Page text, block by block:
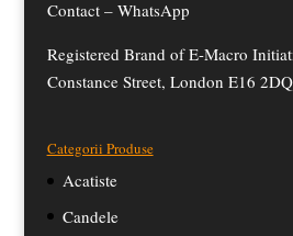
Contact – WhatsApp
Registered Brand of E-Macro
Constance Street, London E16 2DQ
Categorii Produse
Acatiste
Candele